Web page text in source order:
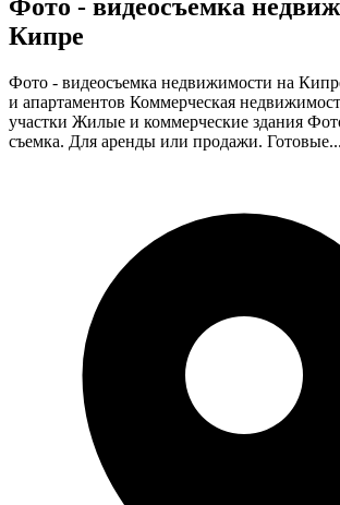
Фото - видеосъемка
Кипре
Фото - видеосъемка недвижимости на
и апартаментов Коммерческая
участки Жилые и коммерческие здания
съемка. Для аренды или продажи. Готовые...